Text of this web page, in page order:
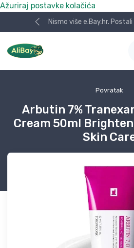
Ažuriraj postavke kolačića
Nismo više e.Bay.hr.
Povratak
Arbutin 7%
Cream 50ml
Skin